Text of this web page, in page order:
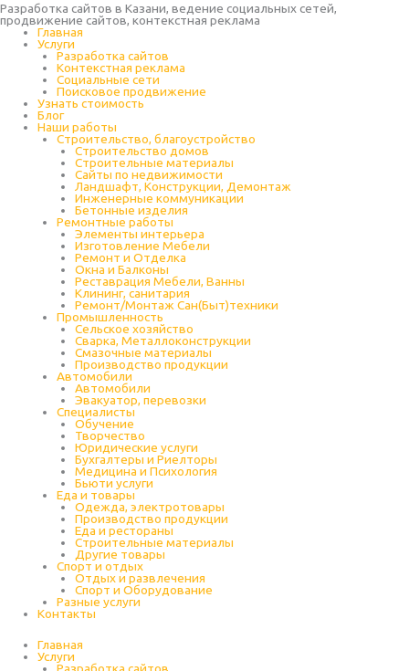
Разработка сайтов в Казани, ведение социальных сетей,
продвижение сайтов, контекстная реклама
Главная
Услуги
Разработка сайтов
Контекстная реклама
Социальные сети
Поисковое продвижение
Узнать стоимость
Блог
Наши работы
Строительство, благоустройство
Строительство домов
Строительные материалы
Сайты по недвижимости
Ландшафт, Конструкции, Демонтаж
Инженерные коммуникации
Бетонные изделия
Ремонтные работы
Элементы интерьера
Изготовление Мебели
Ремонт и Отделка
Окна и Балконы
Реставрация Мебели, Ванны
Клининг, санитария
Ремонт/Монтаж Сан(Быт)техники
Промышленность
Cельское хозяйство
Сварка, Металлоконструкции
Cмазочные материалы
Производство продукции
Автомобили
Автомобили
Эвакуатор, перевозки
Специалисты
Обучение
Творчество
Юридические услуги
Бухгалтеры и Риелторы
Медицина и Психология
Бьюти услуги
Еда и товары
Одежда, электротовары
Производство продукции
Еда и рестораны
Строительные материалы
Другие товары
Спорт и отдых
Отдых и развлечения
Спорт и Оборудование
Разные услуги
Контакты
Главная
Услуги
Разработка сайтов